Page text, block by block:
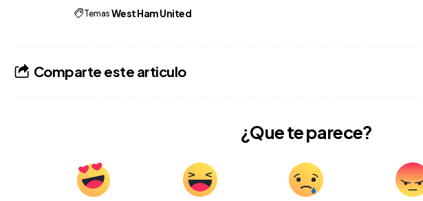
TemasWest Ham United
Comparte este articulo
¿Que te parece?